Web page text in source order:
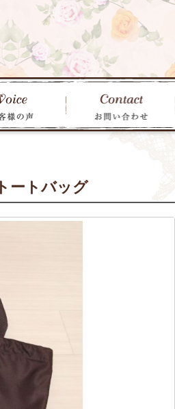
ートバッグ